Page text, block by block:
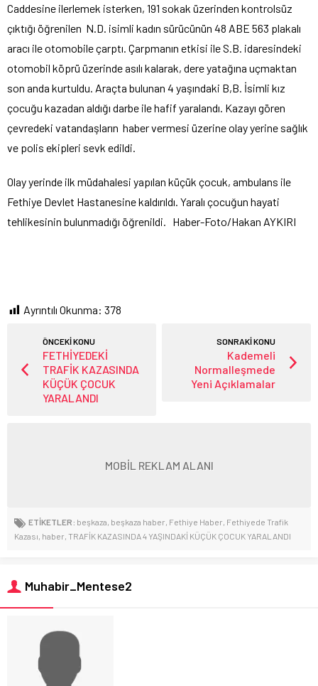
Caddesine ilerlemek isterken, 191 sokak üzerinden kontrolsüz
çıktığı öğrenilen N.D. isimli kadın sürücünün 48 ABE 563 plakalı
aracı ile otomobile çarptı. Çarpmanın etkisi ile S.B. idaresindeki
otomobil köprü üzerinde asılı kalarak, dere yatağına uçmaktan
son anda kurtuldu. Araçta bulunan 4 yaşındaki B,B. İsimli kız
çocuğu kazadan aldığı darbe ile hafif yaralandı. Kazayı gören
çevredeki vatandaşların haber vermesi üzerine olay yerine sağlık
ve polis ekipleri sevk edildi.
Olay yerinde ilk müdahalesi yapılan küçük çocuk, ambulans ile
Fethiye Devlet Hastanesine kaldırıldı. Yaralı çocuğun hayati
tehlikesinin bulunmadığı öğrenildi. Haber-Foto/Hakan AYKIRI
Ayrıntılı Okunma: 378
ÖNCEKİ KONU
FETHİYEDEKİ
TRAFİK KAZASINDA
KÜÇÜK ÇOCUK
YARALANDI
SONRAKİ KONU
Kademeli
Normalleşmede
Yeni Açıklamalar
MOBİL REKLAM ALANI
ETİKETLER: beşkaza, beşkaza haber, Fethiye Haber, Fethiyede Trafik
Kazası, haber, TRAFİK KAZASINDA 4 YAŞINDAKİ KÜÇÜK ÇOCUK YARALANDI
Muhabir_Mentese2